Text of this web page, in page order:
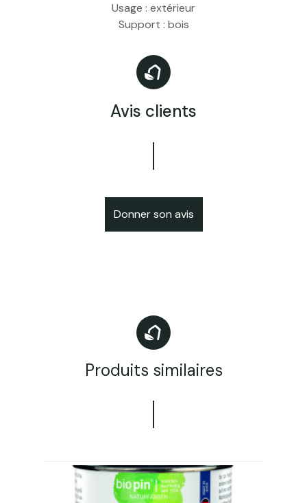
Usage : extérieur
Support : bois
Avis clients
Donner son avis
Produits similaires